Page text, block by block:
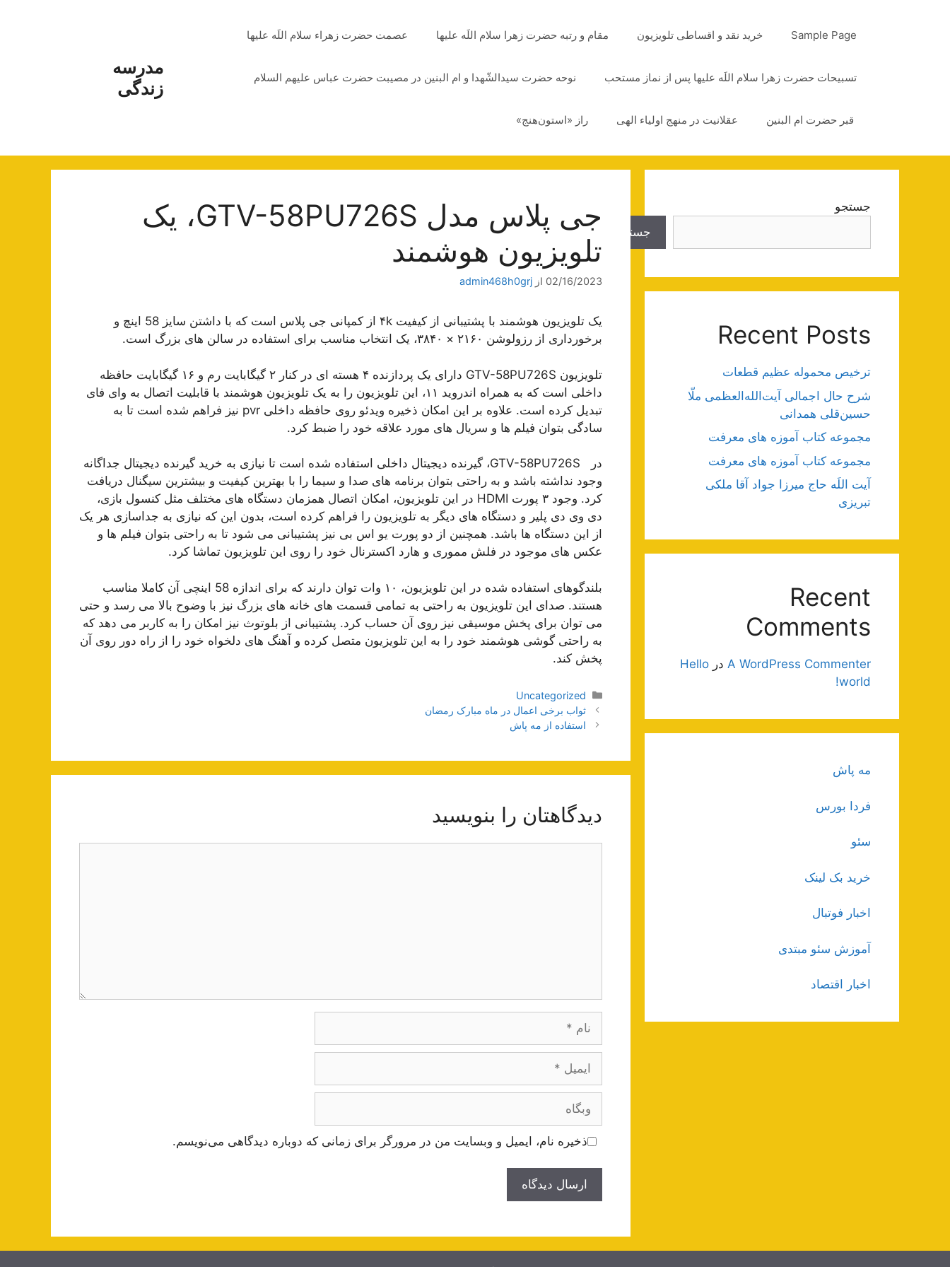
مدرسه
زندگی
Sample Page خرید نقد و اقساطی تلویزیون مقام و رتبه حضرت زهرا سلام اللَه علیها عصمت حضرت زهراء سلام اللَه علیها
تسبیحات حضرت زهرا سلام اللَه علیها پس از نماز مستحب نوحه حضرت سیدالشّهدا و ام البنین در مصیبت حضرت عباس علیهم السلام
قبر حضرت ام البنین عقلانیت در منهج اولیاء الهی راز «استون‌هنج»
جی پلاس مدل GTV-58PU726S، یک
تلویزیون هوشمند
02/16/2023 از admin468h0grj
یک تلویزیون هوشمند با پشتیبانی از کیفیت ۴k از کمپانی جی پلاس است که با داشتن سایز 58 اینچ و
برخورداری از رزولوشن ۲۱۶۰ × ۳۸۴۰، یک انتخاب مناسب برای استفاده در سالن های بزرگ است.
تلویزیون GTV-58PU726S دارای یک پردازنده ۴ هسته ای در کنار ۲ گیگابایت رم و ۱۶ گیگابایت حافظه
داخلی است که به همراه اندروید ۱۱، این تلویزیون را به یک تلویزیون هوشمند با قابلیت اتصال به وای فای
تبدیل کرده است. علاوه بر این امکان ذخیره ویدئو روی حافظه داخلی pvr نیز فراهم شده است تا به
سادگی بتوان فیلم ها و سریال های مورد علاقه خود را ضبط کرد.
در GTV-58PU726S، گیرنده دیجیتال داخلی استفاده شده است تا نیازی به خرید گیرنده دیجیتال جداگانه
وجود نداشته باشد و به راحتی بتوان برنامه های صدا و سیما را با بهترین کیفیت و بیشترین سیگنال دریافت
کرد. وجود ۳ پورت HDMI در این تلویزیون، امکان اتصال همزمان دستگاه های مختلف مثل کنسول بازی،
دی وی دی پلیر و دستگاه های دیگر به تلویزیون را فراهم کرده است، بدون این که نیازی به جداسازی هر یک
از این دستگاه ها باشد. همچنین از دو پورت یو اس بی نیز پشتیبانی می شود تا به راحتی بتوان فیلم ها و
عکس های موجود در فلش مموری و هارد اکسترنال خود را روی این تلویزیون تماشا کرد.
بلندگوهای استفاده شده در این تلویزیون، ۱۰ وات توان دارند که برای اندازه 58 اینچی آن کاملا مناسب
هستند. صدای این تلویزیون به راحتی به تمامی قسمت های خانه های بزرگ نیز با وضوح بالا می رسد و حتی
می توان برای پخش موسیقی نیز روی آن حساب کرد. پشتیبانی از بلوتوث نیز امکان را به کاربر می دهد که
به راحتی گوشی هوشمند خود را به این تلویزیون متصل کرده و آهنگ های دلخواه خود را از راه دور روی آن
پخش کند.
دسته‌ها
Uncategorized
ناوبری
نوشته‌ها
ثواب برخی اعمال در ماه مبارک رمضان
استفاده از مه پاش
دیدگاهتان را بنویسید
وبگاه
ذخیره نام، ایمیل و وبسایت من در مرورگر برای زمانی که دوباره دیدگاهی می‌نویسم.
جستجو
جستجو
Recent Posts
ترخیص محموله عظیم قطعات
شرح حال اجمالی آیت‌الله‌العظمی ملّا
حسین‌قلی همدانی
مجموعه کتاب آموزه های معرفت
مجموعه کتاب آموزه های معرفت
آیت اللَه حاج میرزا جواد آقا ملکی
تبریزی
Recent
Comments
A WordPress Commenter در Hello
world!
مه پاش
فردا بورس
سئو
خرید بک لینک
اخبار فوتبال
آموزش سئو مبتدی
اخبار اقتصاد